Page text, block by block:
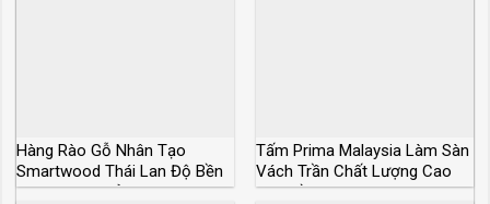
Hàng Rào Gỗ Nhân Tạo
Smartwood Thái Lan Độ Bền
50 Năm Giá Rẻ
Tấm Prima Malaysia Làm Sàn
Vách Trần Chất Lượng Cao
Siêu Bền